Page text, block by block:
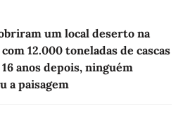
um local deserto na
12.000 toneladas de cascas
anos depois, ninguém
a paisagem